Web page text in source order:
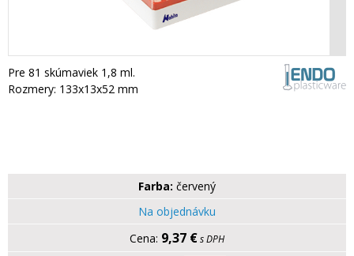
Pre 81 skúmaviek 1,8 ml.
Rozmery: 133x13x52 mm
Farba: červený
Na objednávku
9,37 €s DPH